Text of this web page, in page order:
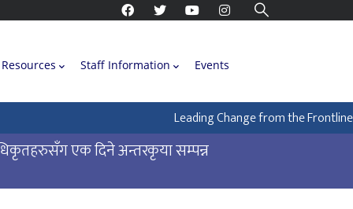
Resources Staff Information Events
Leading Change from the Frontline:
एक दिने अन्तरकृया सम्पन्न